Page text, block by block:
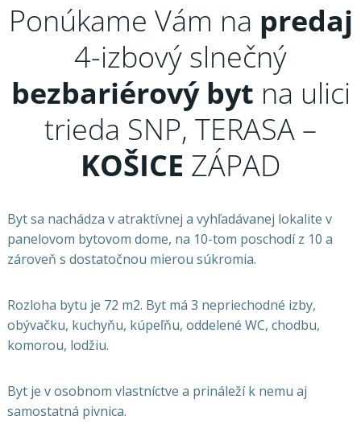
Ponúkame Vám na predaj
4-izbový slnečný
bezbariérový byt na ulici
trieda SNP, TERASA –
KOŠICE ZÁPAD
Byt sa nachádza v atraktívnej a vyhľadávanej lokalite v
panelovom bytovom dome, na 10-tom poschodí z 10 a
zároveň s dostatočnou mierou súkromia.
Rozloha bytu je 72 m2. Byt má 3 nepriechodné izby,
obývačku, kuchyňu, kúpeľňu, oddelené WC, chodbu,
komorou, lodžiu.
Byt je v osobnom vlastníctve a prináleží k nemu aj
samostatná pivnica.